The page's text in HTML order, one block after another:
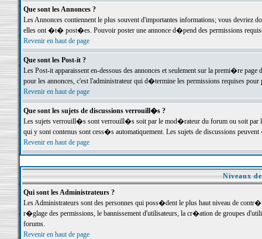
Que sont les Annonces ?
Les Annonces contiennent le plus souvent d'importantes informations; vous devriez
elles ont �t� post�es. Pouvoir poster une annonce d�pend des permissions
Revenir en haut de page
Que sont les Post-it ?
Les Post-it apparaissent en-dessous des annonces et seulement sur la premi�re
pour les annonces, c'est l'administrateur qui d�termine les permissions requises pour
Revenir en haut de page
Que sont les sujets de discussions verrouill�s ?
Les sujets verrouill�s sont verrouill�s soit par le mod�rateur du forum ou soit par
qui y sont contenus sont cess�s automatiquement. Les sujets de discussions
Revenir en haut de page
Niveaux
Qui sont les Administrateurs ?
Les Administrateurs sont des personnes qui poss�dent le plus haut niveau de
r�glage des permissions, le bannissement d'utilisateurs, la cr�ation de groupes
forums.
Revenir en haut de page